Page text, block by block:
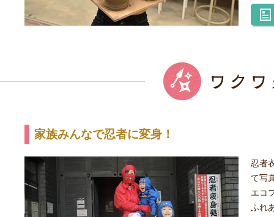
家族みんなで忍者に変身！
忍者
て写
エコ
ふれ